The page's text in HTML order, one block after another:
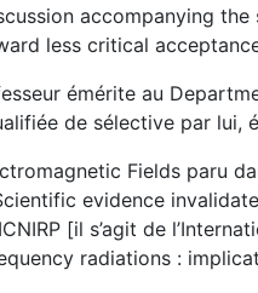
accompanying
less critical
émérite au
de sélective par lui,
Fields paru
evidence
[il s’agit de
radiations :